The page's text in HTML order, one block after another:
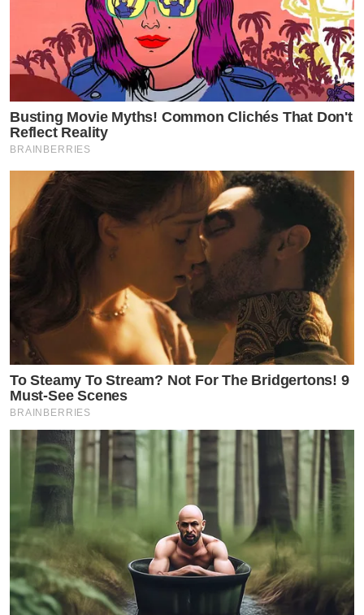
Busting Movie Myths! Common Clichés That Don't
Reflect Reality
BRAINBERRIES
To Steamy To Stream? Not For The Bridgertons! 9
Must-See Scenes
BRAINBERRIES